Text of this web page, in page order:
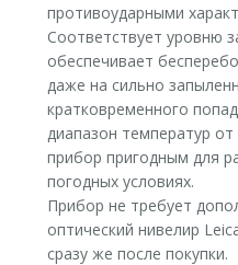
противоударными
Соответствует уровню
обеспечивает
даже на сильно
кратковременного
диапазон температур
прибор пригодным для
погодных условиях.
Прибор не требует
оптический нивелир
сразу же после покупки.